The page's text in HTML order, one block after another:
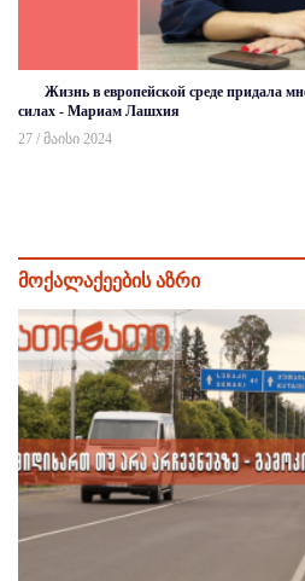
Жизнь в европейской среде придала
силах - Мариам Лашхия
27 / მაისი 2024
მოქალაქეების აზრი